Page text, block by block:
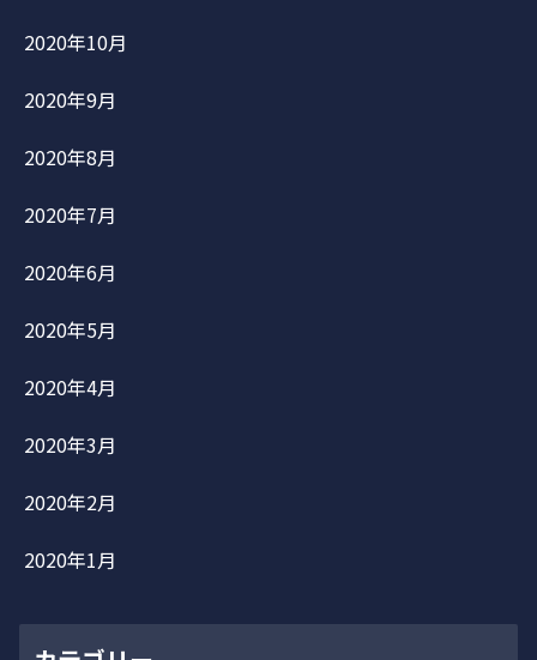
2020年10月
2020年9月
2020年8月
2020年7月
2020年6月
2020年5月
2020年4月
2020年3月
2020年2月
2020年1月